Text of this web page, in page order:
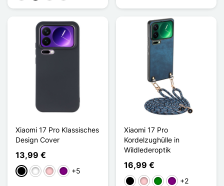
Xiaomi 17 Pro Klassisches
Design Cover
13,99 €
Schwarz
WeißPinkViolett
+5
Xiaomi 17 Pro
Kordelzughülle in
Wildlederoptik
16,99 €
Schwarz
PinkGrünViolett
+2